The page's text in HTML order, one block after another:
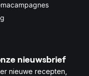
nieuwsbrief
nieuwe recepten,